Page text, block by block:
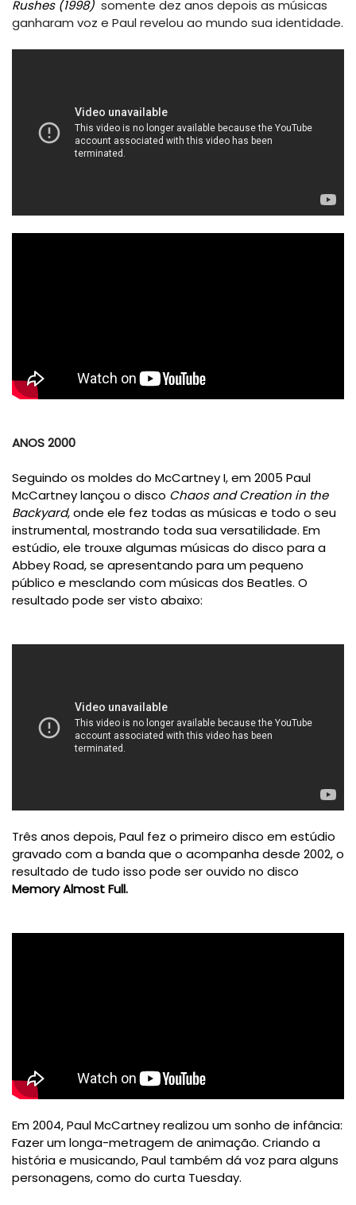
Rushes (1998) somente dez anos depois as músicas
ganharam voz e Paul revelou ao mundo sua identidade.
ANOS 2000
Seguindo os moldes do McCartney I, em 2005 Paul
McCartney lançou o disco Chaos and Creation in the
Backyard, onde ele fez todas as músicas e todo o seu
instrumental, mostrando toda sua versatilidade. Em
estúdio, ele trouxe algumas músicas do disco para a
Abbey Road, se apresentando para um pequeno
público e mesclando com músicas dos Beatles. O
resultado pode ser visto abaixo:
Três anos depois, Paul fez o primeiro disco em estúdio
gravado com a banda que o acompanha desde 2002, o
resultado de tudo isso pode ser ouvido no disco
Memory Almost Full.
Em 2004, Paul McCartney realizou um sonho de infância:
Fazer um longa-metragem de animação. Criando a
história e musicando, Paul também dá voz para alguns
personagens, como do curta Tuesday.